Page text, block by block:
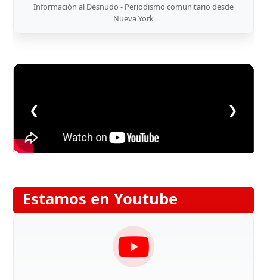
Información al Desnudo - Periodismo comunitario desde
Nueva York
❮ ❯
Estamos en Youtube